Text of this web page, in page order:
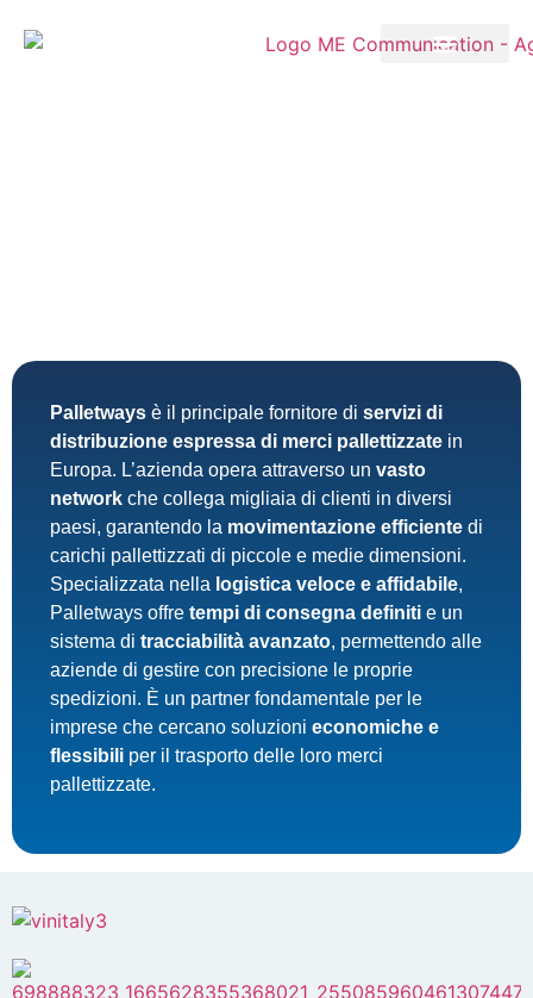
Palletways è il principale fornitore di servizi di
distribuzione espressa di merci pallettizzate in
Europa. L’azienda opera attraverso un vasto
network che collega migliaia di clienti in diversi
paesi, garantendo la movimentazione efficiente di
carichi pallettizzati di piccole e medie dimensioni.
Specializzata nella logistica veloce e affidabile,
Palletways offre tempi di consegna definiti e un
sistema di tracciabilità avanzato, permettendo alle
aziende di gestire con precisione le proprie
spedizioni. È un partner fondamentale per le
imprese che cercano soluzioni economiche e
flessibili per il trasporto delle loro merci
pallettizzate.